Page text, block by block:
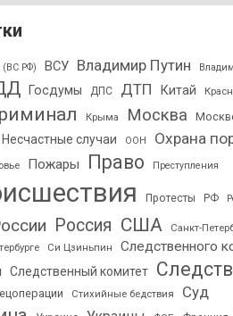
(ВС РФ) ВСУ Владимир Путин
Госдумы ДПС ДТП Китай
Крыма Москва
Несчастные случаи ООН Охрана
Пожары Право Преступления
Протесты РФ
Россия США
Санкт-
Си Цзиньпин
Следственного
Следственный комитет
Стихийные бедствия Суд